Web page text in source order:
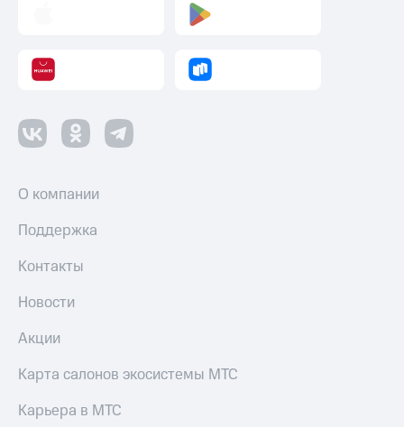
О компании
Поддержка
Контакты
Новости
Акции
Карта салонов экосистемы МТС
Карьера в МТС